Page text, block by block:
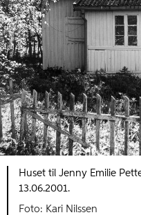
Huset til Jenny Emilie
13.06.2001.
Foto: Kari Nilssen